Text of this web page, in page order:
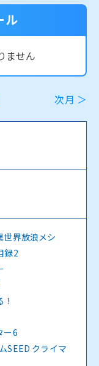
ル
ません
次月 ＞
世界放浪メシ
録2
ー6
SEED クライマ